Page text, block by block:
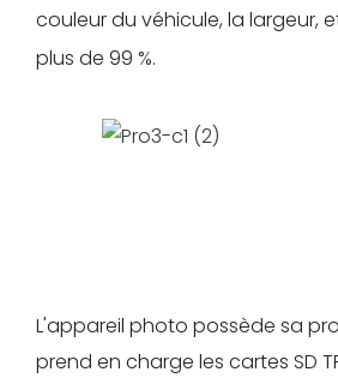
couleur du véhicule, la largeur,
plus de 99 %.
L'appareil photo possède sa
prend en charge les cartes SD